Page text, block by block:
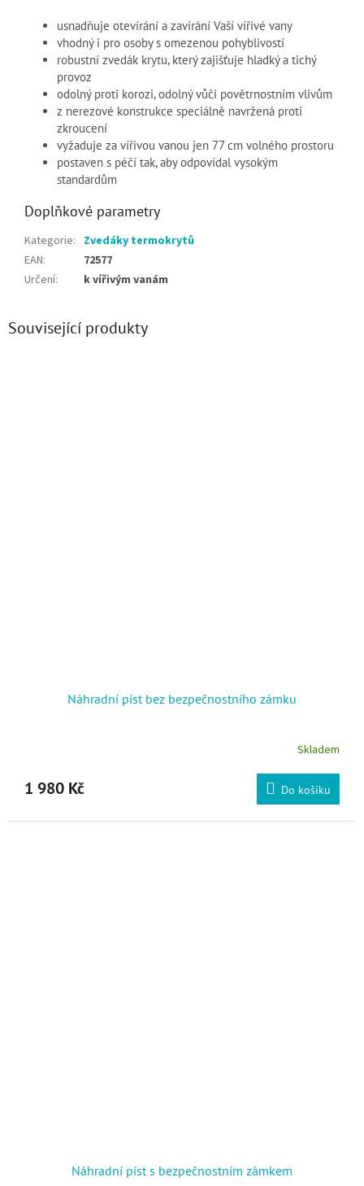
usnadňuje otevírání a zavírání Vaší vířivé vany
vhodný i pro osoby s omezenou pohyblivostí
robustní zvedák krytu, který zajišťuje hladký a tichý
provoz
odolný proti korozi, odolný vůči povětrnostním vlivům
z nerezové konstrukce speciálně navržená proti
zkroucení
vyžaduje za vířivou vanou jen 77 cm volného prostoru
postaven s péčí tak, aby odpovídal vysokým
standardům
Doplňkové parametry
Kategorie: Zvedáky termokrytů
EAN:
72577
Určení: k vířivým vanám
Související produkty
Náhradní píst bez bezpečnostního zámku
Skladem
1 980 Kč Do košíku
Náhradní píst s bezpečnostním zámkem